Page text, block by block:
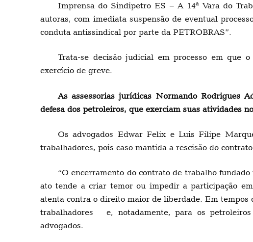
Imprensa do Sindipetro ES – A 14ª Vara do
autoras, com imediata suspensão de eventual
conduta antissindical por parte da PETROBRAS”.
Trata-se decisão judicial em processo em que
exercício de greve.
As assessorias jurídicas Normando Rodrigues
defesa dos petroleiros, que exerciam suas atividades
Os advogados Edwar Felix e Luis Filipe
trabalhadores, pois caso mantida a rescisão do
“O encerramento do contrato de trabalho
ato tende a criar temor ou impedir a participação
atenta contra o direito maior de liberdade. Em tempos
trabalhadores e, notadamente, para os
advogados.